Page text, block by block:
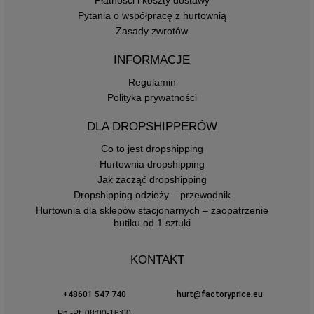
Pytania o współpracę z hurtownią
Zasady zwrotów
INFORMACJE
Regulamin
Polityka prywatności
DLA DROPSHIPPERÓW
Co to jest dropshipping
Hurtownia dropshipping
Jak zacząć dropshipping
Dropshipping odzieży – przewodnik
Hurtownia dla sklepów stacjonarnych – zaopatrzenie
butiku od 1 sztuki
KONTAKT
+48601 547 740
hurt@factoryprice.eu